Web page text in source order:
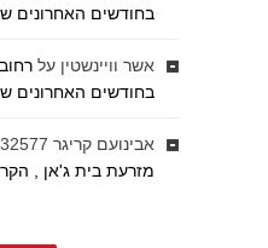
בחודשים האחרונים
אשר וויינשטין על
בחודשים האחרונים
אבינועם קריגר 097432577
מזרעת בית ג'אן ,